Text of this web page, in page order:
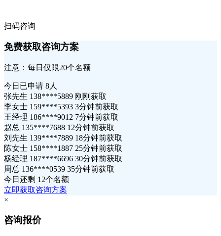
扫码咨询
免费获取咨询方案
注意：每日仅限20个名额
今日已申请 8人
张先生 138****5889 刚刚获取
李女士 159****5393 3分钟前获取
王经理 186****9012 7分钟前获取
赵总 135****7688 12分钟前获取
刘先生 139****7889 18分钟前获取
陈女士 158****1887 25分钟前获取
杨经理 187****6696 30分钟前获取
周总 136****0539 35分钟前获取
今日还剩 12个名额
立即获取咨询方案
×
咨询报价